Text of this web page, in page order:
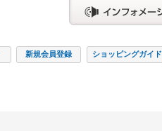
新規会員登録 ショッピングガイド